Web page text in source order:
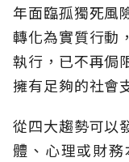
年面臨孤獨死風
轉化為實質行動
執行，已不再侷
擁有足夠的社會
從四大趨勢可以
體、心理或財